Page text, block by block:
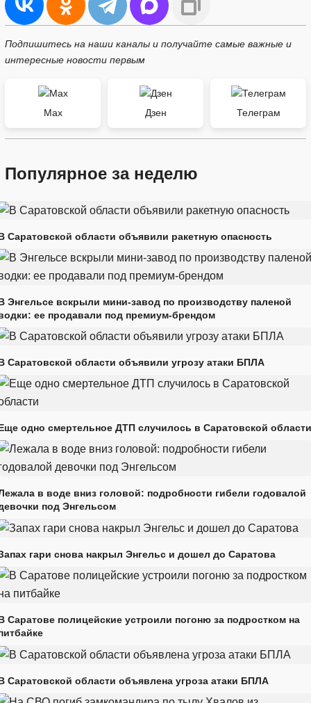
Подпишитесь на наши каналы и получайте самые важные и
интересные новости первым
Max Дзен Телеграм
Популярное за неделю
Саратовской области объявили ракетную опасность
Энгельсе вскрыли мини-завод по производству паленой
ее продавали под премиум-брендом
Саратовской области объявили угрозу атаки БПЛА
одно смертельное ДТП случилось в Саратовской области
в воде вниз головой: подробности гибели годовалой
под Энгельсом
гари снова накрыл Энгельс и дошел до Саратова
Саратове полицейские устроили погоню за подростком на
Саратовской области объявлена угроза атаки БПЛА